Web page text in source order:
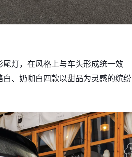
灯，在风格上与车头形成统一效
、奶咖白四款以甜品为灵感的缤纷